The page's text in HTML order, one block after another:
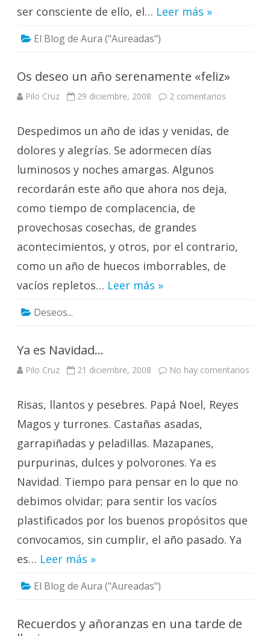
ser consciente de ello, el… Leer más »
El Blog de Aura ("Aureadas")
Os deseo un año serenamente «feliz»
Pilo Cruz 29 diciembre, 2008 2 comentarios
año
Despedimos un año de idas y venidas, de
dolores y alegrías. Se adormecen días
luminosos y noches amargas. Algunos
recordarán este año que ahora nos deja,
como tiempo de complacencia, de
provechosas cosechas, de grandes
acontecimientos, y otros, por el contrario,
como un año de huecos imborrables, de
vacíos repletos… Leer más »
Deseos...
Ya es Navidad…
Pilo Cruz 21 diciembre, 2008 No hay comentarios
Risas, llantos y pesebres. Papá Noel, Reyes
Magos y turrones. Castañas asadas,
garrapiñadas y peladillas. Mazapanes,
purpurinas, dulces y polvorones. Ya es
Navidad. Tiempo para pensar en lo que no
debimos olvidar; para sentir los vacíos
plastificados por los buenos propósitos que
convocamos, sin cumplir, el año pasado. Ya
es… Leer más »
El Blog de Aura ("Aureadas")
Recuerdos y añoranzas en una tarde de